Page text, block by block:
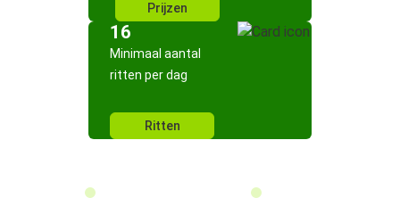
Prijzen
16
Minimaal aantal
ritten per dag
Ritten